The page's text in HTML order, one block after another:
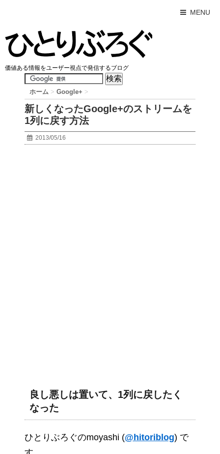
MENU
価値ある情報をユーザー視点で発信するブログ
ホーム > Google+ >
新しくなったGoogle+のストリームを
1列に戻す方法
2013/05/16
良し悪しは置いて、1列に戻したく
なった
ひとりぶろぐのmoyashi (@hitoriblog) で